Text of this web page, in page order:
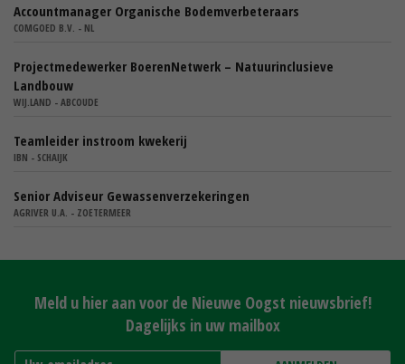
Accountmanager Organische Bodemverbeteraars
COMGOED B.V. - NL
Projectmedewerker BoerenNetwerk – Natuurinclusieve
Landbouw
WIJ.LAND - ABCOUDE
Teamleider instroom kwekerij
IBN - SCHAIJK
Senior Adviseur Gewassenverzekeringen
AGRIVER U.A. - ZOETERMEER
Meld u hier aan voor de Nieuwe Oogst nieuwsbrief!
Dagelijks in uw mailbox